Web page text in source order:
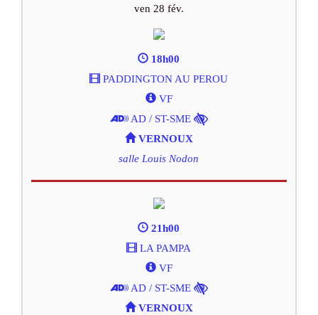
ven 28 fév.
18h00
PADDINGTON AU PEROU
VF
AD / ST-SME
VERNOUX
salle Louis Nodon
21h00
LA PAMPA
VF
AD / ST-SME
VERNOUX